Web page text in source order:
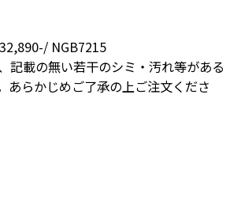
NGB7215
記載の無い若干のシミ・汚れ等がある
あらかじめご了承の上ご注文くださ